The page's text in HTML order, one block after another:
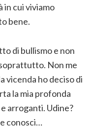
in cui viviamo
bene.
di bullismo e non
Non me
vicenda ho deciso di
la mia profonda
arroganti. Udine?
conosci…